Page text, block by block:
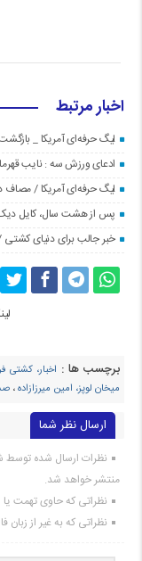
اخبار مرتبط
لیگ حرفه‌ای آمریکا _
ادعای ورزش سه : نایب
لیگ حرفه‌ای آمریکا / مصاف
پس از هشت سال، کایل
خبر جالب برای دنیای
برچسب ها :
میخان لوپز، امین میرزازاده،
ارسال نظر شما
نظرات ارسال شده توسط
منتشر خواهد شد.
نظراتی که حاوی تهمت
نظراتی که به غیر از